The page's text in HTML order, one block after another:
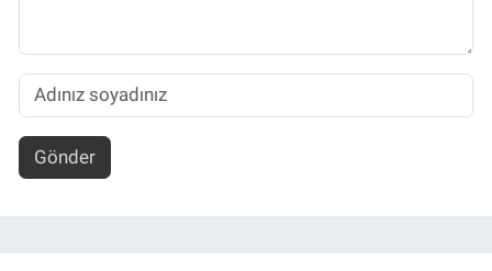
Gönder